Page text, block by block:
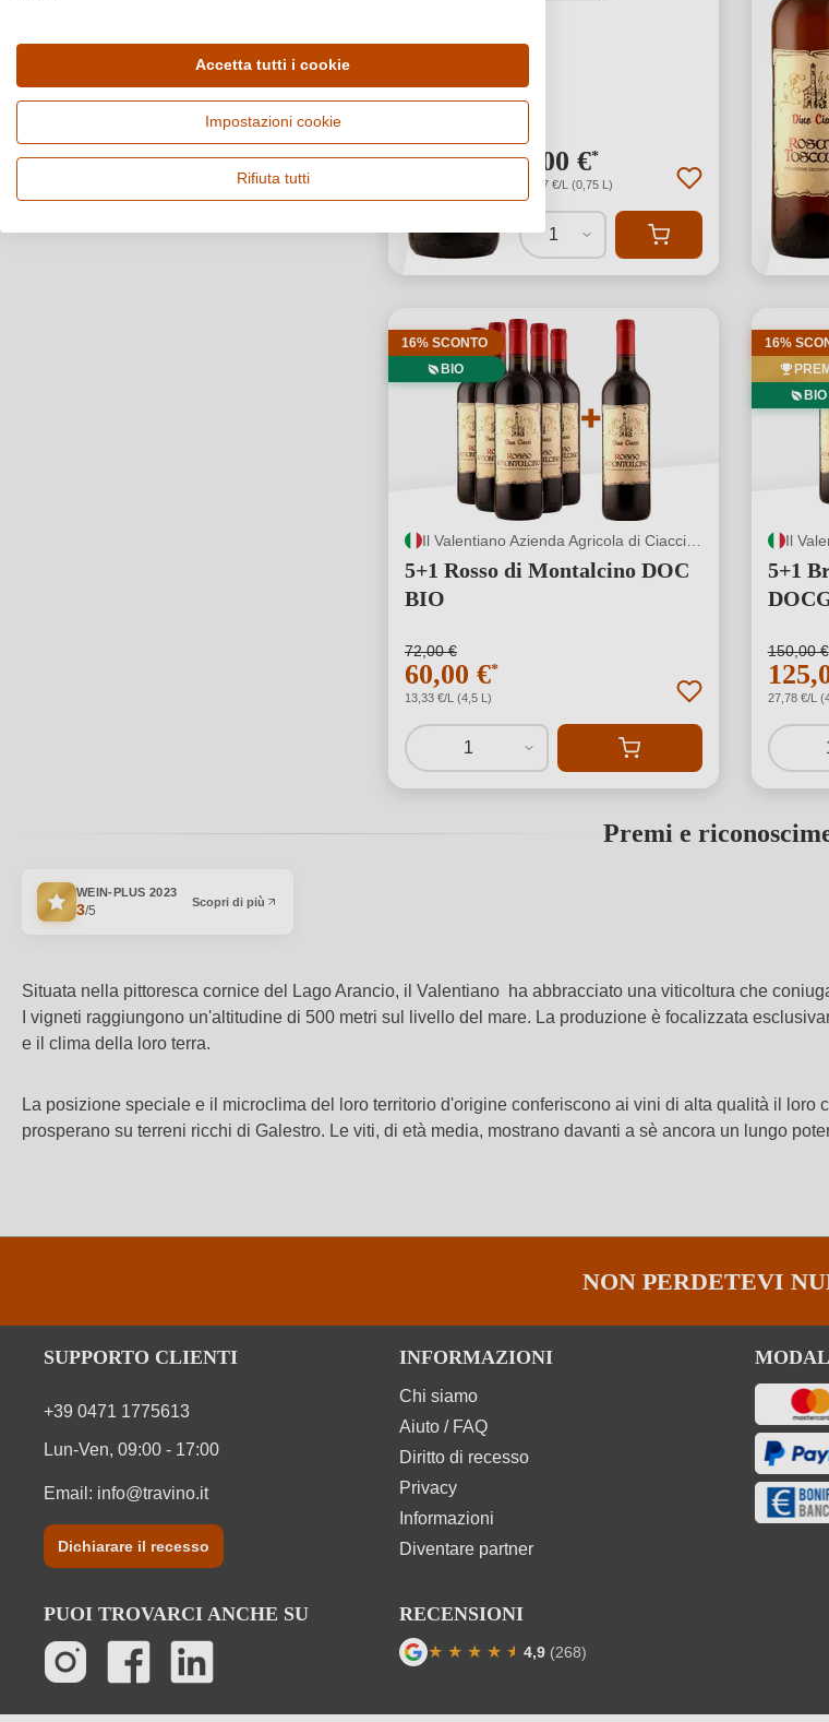
8,00 €*
10,67 €/L (0,75 L)
1
16% SCONTO
BIO
5+1 Rosso di Montalcino DOC
BIO
72,00 €
60,00 €*
13,33 €/L (4,5 L)
1
16%
PREMI
BIO
5+1
150,00 €
27,78 €/L
Premi e
WEIN-PLUS 2023
3/5
Scopri di più
Situata nella pittoresca cornice del Lago Arancio, il Valentiano ha abbracciato una viticoltura che
I vigneti raggiungono un'altitudine di 500 metri sul livello del mare. La produzione è focalizzata
e il clima della loro terra.
La posizione speciale e il microclima del loro territorio d'origine conferiscono ai vini di alta qualità il
prosperano su terreni ricchi di Galestro. Le viti, di età media, mostrano davanti a sè ancora un lungo
NON PERDETEVI
SUPPORTO CLIENTI
+39 0471 1775613
Lun-Ven, 09:00 - 17:00
Email: info@travino.it
Dichiarare il recesso
INFORMAZIONI
Chi siamo
Aiuto / FAQ
Diritto di recesso
Privacy
Informazioni
Diventare partner
PUOI TROVARCI ANCHE SU RECENSIONI
★ ★ ★ ★ ★
★ 4,9 (268)
Accetta tutti i cookie
Impostazioni cookie
Rifiuta tutti